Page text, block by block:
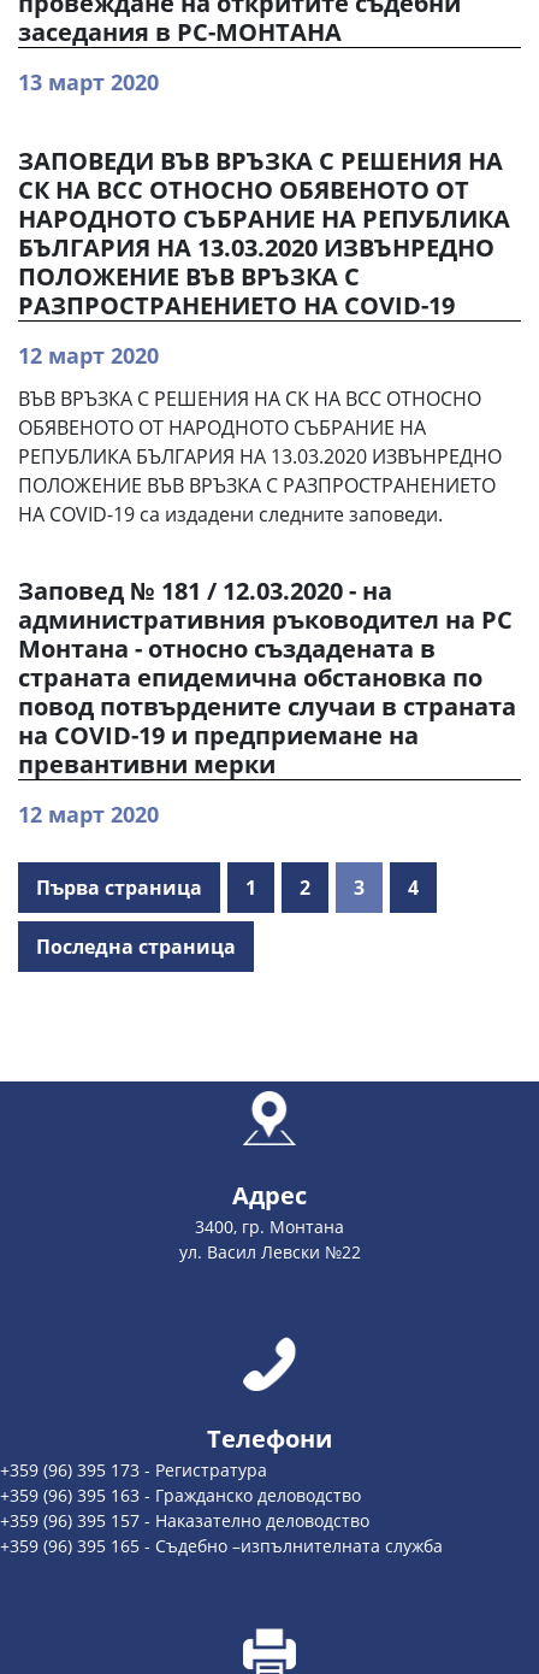
заседания в РС-МОНТАНА
13 март 2020
ЗАПОВЕДИ ВЪВ ВРЪЗКА С РЕШЕНИЯ НА
СК НА ВСС ОТНОСНО ОБЯВЕНОТО ОТ
НАРОДНОТО СЪБРАНИЕ НА РЕПУБЛИКА
БЪЛГАРИЯ НА 13.03.2020 ИЗВЪНРЕДНО
ПОЛОЖЕНИЕ ВЪВ ВРЪЗКА С
РАЗПРОСТРАНЕНИЕТО НА COVID-19
12 март 2020
ВЪВ ВРЪЗКА С РЕШЕНИЯ НА СК НА ВСС ОТНОСНО
ОБЯВЕНОТО ОТ НАРОДНОТО СЪБРАНИЕ НА
РЕПУБЛИКА БЪЛГАРИЯ НА 13.03.2020 ИЗВЪНРЕДНО
ПОЛОЖЕНИЕ ВЪВ ВРЪЗКА С РАЗПРОСТРАНЕНИЕТО
НА COVID-19 са издадени следните заповеди.
Заповед № 181 / 12.03.2020 - на
административния ръководител на РС
Монтана - относно създадената в
страната епидемична обстановка по
повод потвърдените случаи в страната
на COVID-19 и предприемане на
превантивни мерки
12 март 2020
Първа страница 1 2 3 4
Последна страница
Адрес
3400, гр. Монтана
ул. Васил Левски №22
Телефони
+359 (96) 395 173 - Регистратура
+359 (96) 395 163 - Гражданско деловодство
+359 (96) 395 157 - Наказателно деловодство
+359 (96) 395 165 - Съдебно –изпълнителната служба